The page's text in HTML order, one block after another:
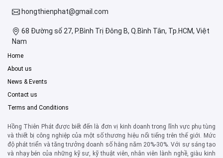
hongthienphat@gmail.com
68 Đường số 27, P.Bình Trị Đông B, Q.Bình Tân, Tp.HCM, Việt
Nam
Home
About us
News & Events
Contact us
Terms and Conditions
Hồng Thiên Phát được biết đến là đơn vị kinh doanh trong lĩnh vực phụ tùng
và thiết bị công nghiệp của một số thương hiệu nổi tiếng trên thế giới. Mức
độ phát triển và tăng trưởng doanh số hằng năm 20%-30%. Với sự sáng tạo
và nhạy bén của những kỹ sư, kỹ thuật viên, nhân viên lành nghề, giàu kinh